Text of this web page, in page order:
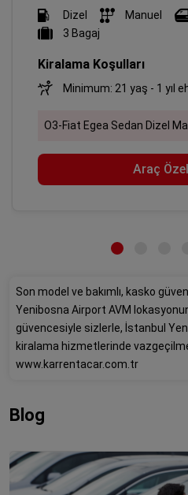
Dizel Manuel
3 Bagaj
Kiralama Koşulları
Minimum: 21 yaş - 1 yıl
O3-Fiat Egea Sedan Dizel
Araç
Son model ve bakımlı, kasko
Yenibosna Airport AVM
güvencesiyle sizlerle, İstanbul
kiralama hizmetlerinde
www.karrentacar.com.tr
Blog